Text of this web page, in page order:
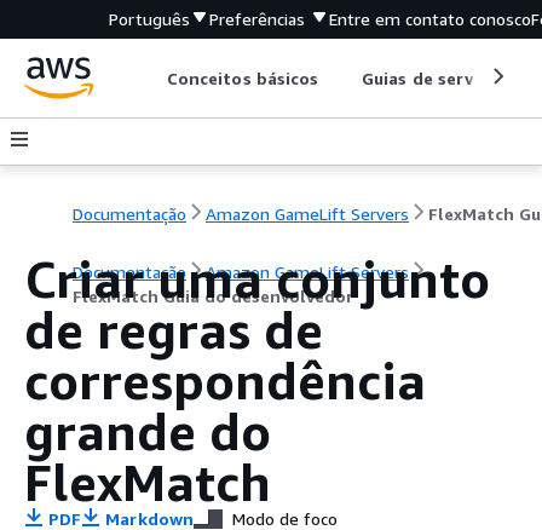
Português Preferências Entre em contato conosco
Conceitos básicos Guias de serviço
Documentação Amazon GameLift Servers
Documentação
Amazon GameLift Servers
FlexMatch Guia do desenvolvedor
Criar uma conjunto
de regras de
correspondência
grande do
FlexMatch
PDF Markdown Modo de foco